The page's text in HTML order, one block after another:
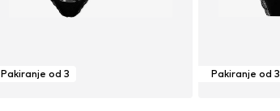
Pakiranje od 3 Pakiranje od 3